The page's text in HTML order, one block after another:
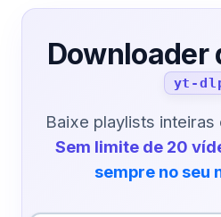
Downloader
yt-
Baixe playlists
Sem limite de 20
sempre no seu